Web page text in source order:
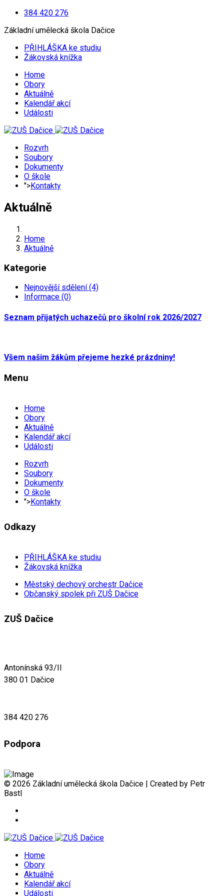
384 420 276
Základní umělecká škola Dačice
PŘIHLÁŠKA ke studiu
Žákovská knížka
Home
Obory
Aktuálně
Kalendář akcí
Události
Rozvrh
Soubory
Dokumenty
O škole
">Kontakty
Aktuálně
Home
Aktuálně
Kategorie
Nejnovější sdělení (4)
Informace (0)
Seznam přijatých uchazečů pro školní rok 2026/2027
Všem našim žákům přejeme hezké prázdniny!
Menu
Home
Obory
Aktuálně
Kalendář akcí
Události
Rozvrh
Soubory
Dokumenty
O škole
">Kontakty
Odkazy
PŘIHLÁŠKA ke studiu
Žákovská knížka
Městský dechový orchestr Dačice
Občanský spolek při ZUŠ Dačice
ZUŠ Dačice
Antonínská 93/II
380 01 Dačice
384 420 276
Podpora
© 2026 Základní umělecká škola Dačice | Created by Petr
Bastl
Home
Obory
Aktuálně
Kalendář akcí
Události